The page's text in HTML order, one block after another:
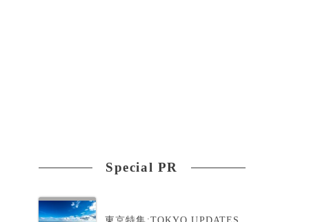
Special PR
東京特集:TOKYO UPDATES